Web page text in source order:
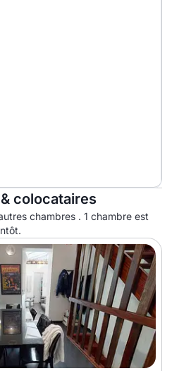
colocataires
chambres . 1 chambre est